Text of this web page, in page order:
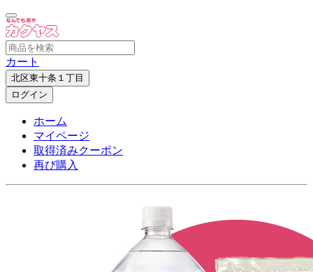
カート
北区東十条１丁目
ログイン
ホーム
マイページ
取得済みクーポン
再び購入